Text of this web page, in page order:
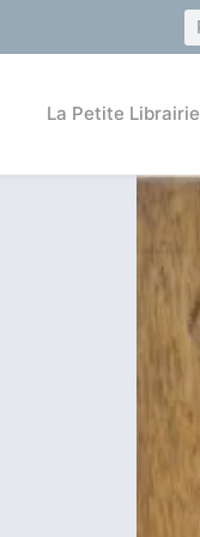
La Petite Librairie